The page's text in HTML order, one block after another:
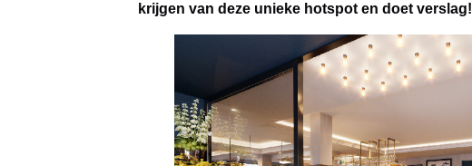
krijgen van deze unieke hotspot en doet verslag!